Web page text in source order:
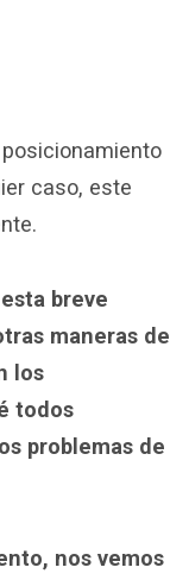
caso, este
breve
maneras de
los
todos
problemas de
nos vemos